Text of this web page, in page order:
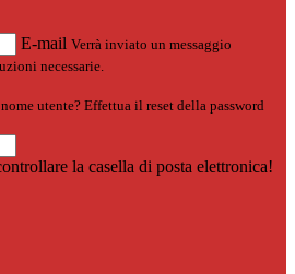
E-mail Verrà inviato un messaggio
necessarie.
utente? Effettua il reset della password
la casella di posta elettronica!